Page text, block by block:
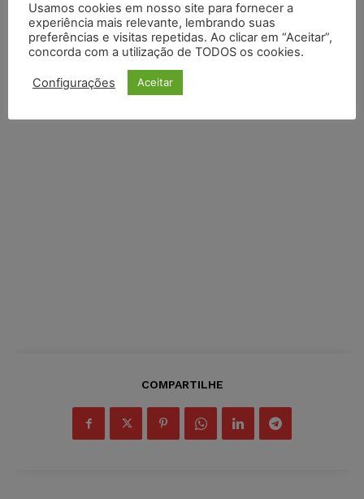
Default Comments (0) Facebook Comments Disqus Comments
COMPARTILHE
Usamos cookies em nosso site para fornecer a
experiência mais relevante, lembrando suas
preferências e visitas repetidas. Ao clicar em “Aceitar”,
concorda com a utilização de TODOS os cookies.
Configurações Aceitar